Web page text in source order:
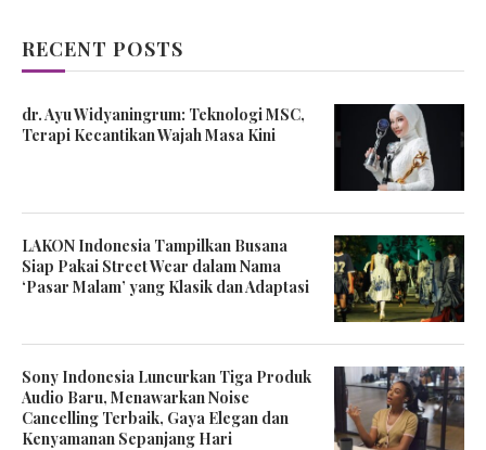
RECENT POSTS
dr. Ayu Widyaningrum: Teknologi MSC,
Terapi Kecantikan Wajah Masa Kini
LAKON Indonesia Tampilkan Busana
Siap Pakai Street Wear dalam Nama
‘Pasar Malam’ yang Klasik dan Adaptasi
Sony Indonesia Luncurkan Tiga Produk
Audio Baru, Menawarkan Noise
Cancelling Terbaik, Gaya Elegan dan
Kenyamanan Sepanjang Hari